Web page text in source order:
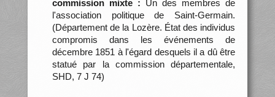
commission mixte : Un des membres de
l'association politique de Saint-Germain.
(Département de la Lozère. État des individus
compromis dans les événements de
décembre 1851 à l'égard desquels il a dû être
statué par la commission départementale,
SHD, 7 J 74)